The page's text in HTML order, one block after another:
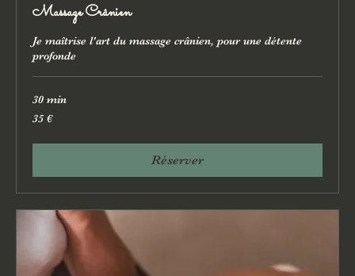
Massage Crânien
Je maîtrise l'art du massage crânien, pour une détente
profonde
30 min
35
euros
35 €
Réserver